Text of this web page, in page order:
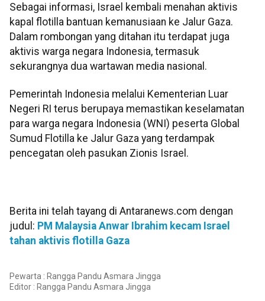
Sebagai informasi, Israel kembali menahan aktivis
kapal flotilla bantuan kemanusiaan ke Jalur Gaza.
Dalam rombongan yang ditahan itu terdapat juga
aktivis warga negara Indonesia, termasuk
sekurangnya dua wartawan media nasional.
Pemerintah Indonesia melalui Kementerian Luar
Negeri RI terus berupaya memastikan keselamatan
para warga negara Indonesia (WNI) peserta Global
Sumud Flotilla ke Jalur Gaza yang terdampak
pencegatan oleh pasukan Zionis Israel.
Berita ini telah tayang di Antaranews.com dengan
judul: PM Malaysia Anwar Ibrahim kecam Israel
tahan aktivis flotilla Gaza
Pewarta : Rangga Pandu Asmara Jingga
Editor : Rangga Pandu Asmara Jingga